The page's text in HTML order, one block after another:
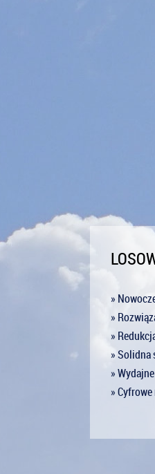
»
»
»
» Solidna
»
»